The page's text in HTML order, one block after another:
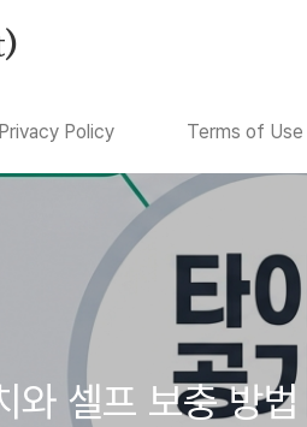
Privacy Policy Terms of Use
와 셀프 보충 방